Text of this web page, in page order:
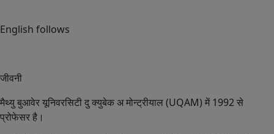
English follows
जीवनी
मैथ्युबुआवेरयूनिवरसिटीदुक्युबेकअमोन्ट्रीयाल(UQAM) में1992से
प्रोफेसरहै ।